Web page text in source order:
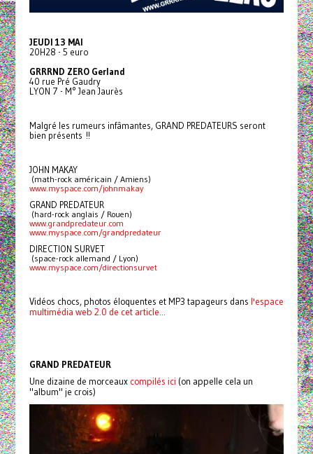
JEUDI 13 MAI
20H28 - 5 euro
GRRRND ZERO Gerland
40 rue Pré Gaudry
LYON 7 - M° Jean Jaurès
Malgré les rumeurs infâmantes, GRAND PREDATEURS seront
bien présents !!
JOHN MAKAY
(math-rock américain / Amiens)
www.myspace.com/johnmakay
GRAND PREDATEUR
(hard-rock anglais / Rouen)
www.grandpredateur.com
www.myspace.com/grandpredateur
DIRECTION SURVET
(space-rock allemand / Lyon)
www.myspace.com/directionsurvet
Vidéos chocs, photos éloquentes et MP3 tapageurs dans l'espace
multimédia web 2.0 de cet article...
GRAND PREDATEUR
Une dizaine de morceaux compilés ici (on appelle cela un
"album" je crois)